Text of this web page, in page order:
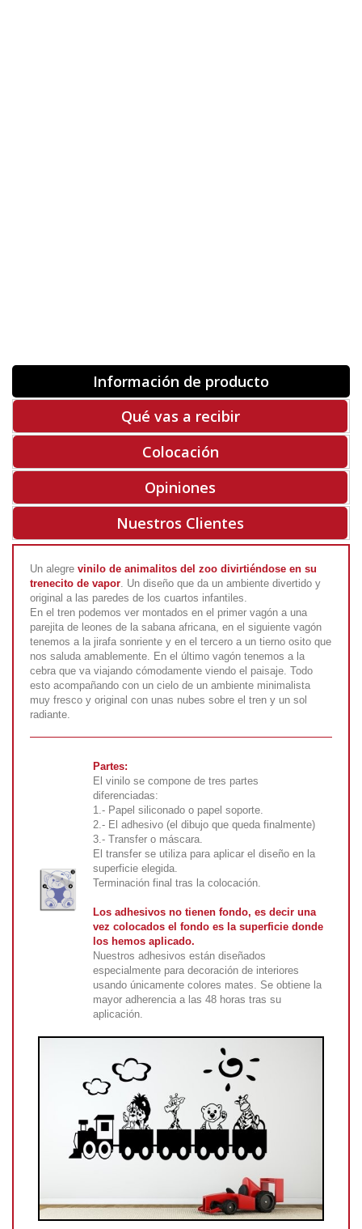
Información de producto
Qué vas a recibir
Colocación
Opiniones
Nuestros Clientes
Un alegre vinilo de animalitos del zoo divirtiéndose en su
trenecito de vapor. Un diseño que da un ambiente divertido y
original a las paredes de los cuartos infantiles.
En el tren podemos ver montados en el primer vagón a una
parejita de leones de la sabana africana, en el siguiente vagón
tenemos a la jirafa sonriente y en el tercero a un tierno osito que
nos saluda amablemente. En el último vagón tenemos a la
cebra que va viajando cómodamente viendo el paisaje. Todo
esto acompañando con un cielo de un ambiente minimalista
muy fresco y original con unas nubes sobre el tren y un sol
radiante.
Partes:
El vinilo se compone de tres partes
diferenciadas:
1.- Papel siliconado o papel soporte.
2.- El adhesivo (el dibujo que queda finalmente)
3.- Transfer o máscara.
El transfer se utiliza para aplicar el diseño en la
superficie elegida.
Terminación final tras la colocación.
Los adhesivos no tienen fondo, es decir una
vez colocados el fondo es la superficie donde
los hemos aplicado.
Nuestros adhesivos están diseñados
especialmente para decoración de interiores
usando únicamente colores mates. Se obtiene la
mayor adherencia a las 48 horas tras su
aplicación.